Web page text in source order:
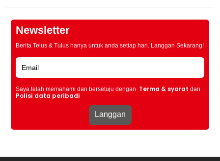
Newsletter
Berita Telus & Tulus hanya untuk anda setiap hari. Langgan Sekarang!
Saya telah memahami dan bersetuju dengan Terma & syarat dan
Polisi data peribadi